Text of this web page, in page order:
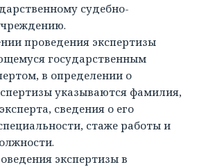
судебно-
проведения экспертизы
государственным
в определении о
указываются фамилия,
сведения о его
стаже работы и
экспертизы в